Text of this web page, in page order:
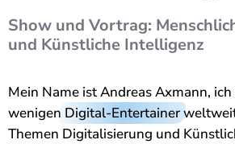
Show und Vortrag:
und Künstliche Intelligenz
Mein Name ist Andreas Axmann,
wenigen Digital-Entertainer
Themen Digitalisierung und